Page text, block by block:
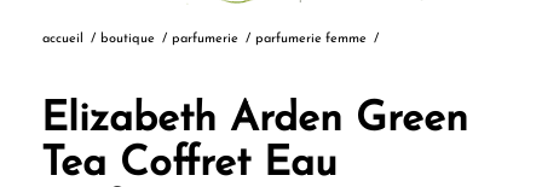
accueil / boutique / parfumerie / parfumerie femme /
Elizabeth Arden Green
Tea Coffret Eau